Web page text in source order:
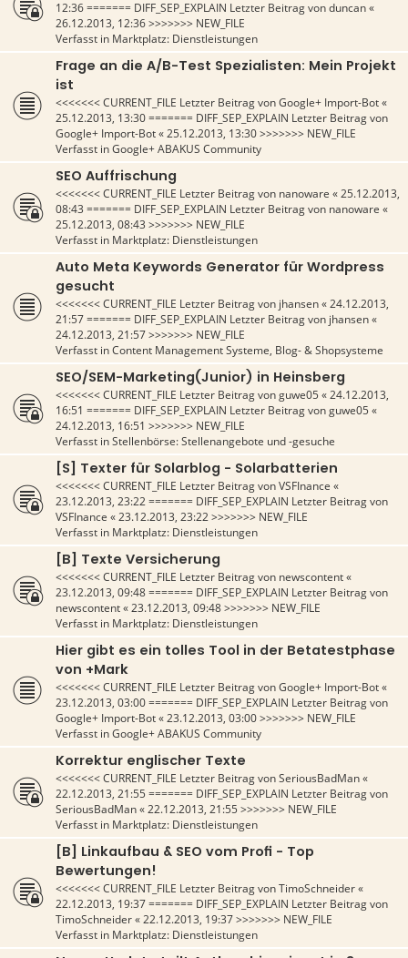
12:36======= DIFF_SEP_EXPLAIN Letzter Beitrag vonduncan«
26.12.2013, 12:36>>>>>>> NEW_FILE
Verfasst in Marktplatz: Dienstleistungen
Frage an die A/B-Test Spezialisten: Mein Projekt
ist
<<<<<<< CURRENT_FILE Letzter Beitrag vonGoogle+ Import-Bot«
25.12.2013, 13:30======= DIFF_SEP_EXPLAIN Letzter Beitrag von
Google+ Import-Bot«25.12.2013, 13:30>>>>>>> NEW_FILE
Verfasst inGoogle+ ABAKUS Community
SEO Auffrischung
<<<<<<< CURRENT_FILE Letzter Beitrag von nanoware «25.12.2013,
08:43 ======= DIFF_SEP_EXPLAIN Letzter Beitrag von nanoware «
25.12.2013, 08:43 >>>>>>> NEW_FILE
Verfasst in Marktplatz: Dienstleistungen
Auto Meta Keywords Generator für Wordpress
gesucht
<<<<<<< CURRENT_FILE Letzter Beitrag von jhansen«24.12.2013,
21:57======= DIFF_SEP_EXPLAIN Letzter Beitrag von jhansen«
24.12.2013, 21:57>>>>>>> NEW_FILE
Verfasst inContent Management Systeme, Blog- & Shopsysteme
SEO/SEM-Marketing(Junior) in Heinsberg
<<<<<<< CURRENT_FILE Letzter Beitrag vonguwe05«24.12.2013,
16:51 ======= DIFF_SEP_EXPLAIN Letzter Beitrag vonguwe05«
24.12.2013, 16:51 >>>>>>> NEW_FILE
Verfasst inStellenbörse: Stellenangebote und -gesuche
[S] Texter für Solarblog - Solarbatterien
<<<<<<< CURRENT_FILE Letzter Beitrag vonVSFInance «
23.12.2013, 23:22======= DIFF_SEP_EXPLAIN Letzter Beitrag von
VSFInance «23.12.2013, 23:22>>>>>>> NEW_FILE
Verfasst in Marktplatz: Dienstleistungen
[B] Texte Versicherung
<<<<<<< CURRENT_FILE Letzter Beitrag von newscontent«
23.12.2013, 09:48======= DIFF_SEP_EXPLAIN Letzter Beitrag von
newscontent«23.12.2013, 09:48>>>>>>> NEW_FILE
Verfasst in Marktplatz: Dienstleistungen
Hier gibt es ein tolles Tool in der Betatestphase
von +Mark
<<<<<<< CURRENT_FILE Letzter Beitrag vonGoogle+ Import-Bot«
23.12.2013, 03:00======= DIFF_SEP_EXPLAIN Letzter Beitrag von
Google+ Import-Bot«23.12.2013, 03:00>>>>>>> NEW_FILE
Verfasst inGoogle+ ABAKUS Community
Korrektur englischer Texte
<<<<<<< CURRENT_FILE Letzter Beitrag vonSeriousBadMan«
22.12.2013, 21:55======= DIFF_SEP_EXPLAIN Letzter Beitrag von
SeriousBadMan«22.12.2013, 21:55>>>>>>> NEW_FILE
Verfasst in Marktplatz: Dienstleistungen
[B] Linkaufbau & SEO vom Profi - Top
Bewertungen!
<<<<<<< CURRENT_FILE Letzter Beitrag vonTimoSchneider«
22.12.2013, 19:37======= DIFF_SEP_EXPLAIN Letzter Beitrag von
TimoSchneider«22.12.2013, 19:37>>>>>>> NEW_FILE
Verfasst in Marktplatz: Dienstleistungen